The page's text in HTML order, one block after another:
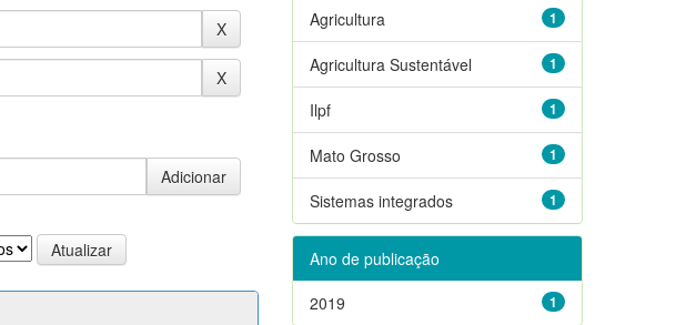
1
Agricultura
1
Agricultura Sustentável
1
Ilpf
1
Mato Grosso
1
Sistemas integrados
Ano de publicação
1
2019